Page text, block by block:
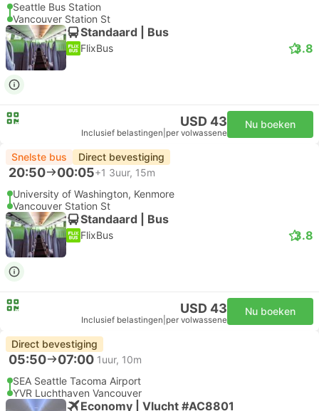
Seattle Bus Station
Vancouver Station St
Standaard | Bus
FlixBus 3.8
USD 43
Inclusief belastingen per volwassene
Nu boeken
Snelste bus Direct bevestiging
20:50 00:05+1 3uur, 15m
University of Washington, Kenmore
Vancouver Station St
Standaard | Bus
FlixBus 3.8
USD 43
Inclusief belastingen per volwassene
Nu boeken
Direct bevestiging
05:50 07:00 1uur, 10m
SEA Seattle Tacoma Airport
YVR Luchthaven Vancouver
Economy | Vlucht #AC8801